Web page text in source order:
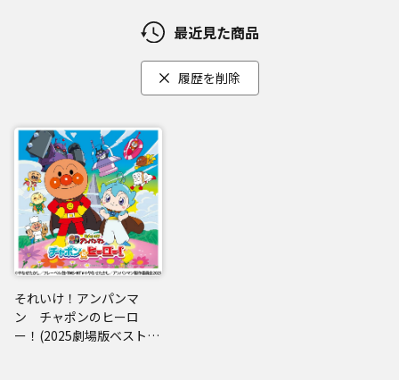
最近見た商品
履歴を削除
それいけ！アンパンマ
ン チャポンのヒーロ
ー！(2025劇場版ベストC